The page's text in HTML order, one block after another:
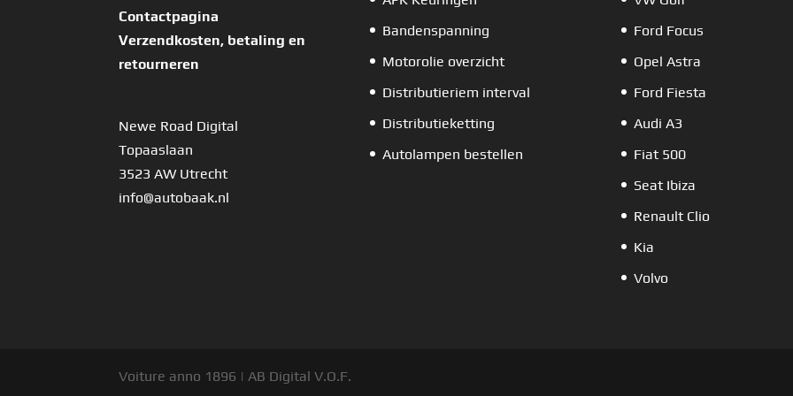
Contactpagina
Verzendkosten, betaling en
retourneren
Newe Road Digital
Topaaslaan
3523 AW Utrecht
info@autobaak.nl
Bandenspanning
Motorolie overzicht
Distributieriem interval
Distributieketting
Autolampen bestellen
Ford Focus
Opel Astra
Ford Fiesta
Audi A3
Fiat 500
Seat Ibiza
Renault Clio
Kia
Volvo
Voiture anno 1896 | AB Digital V.O.F.